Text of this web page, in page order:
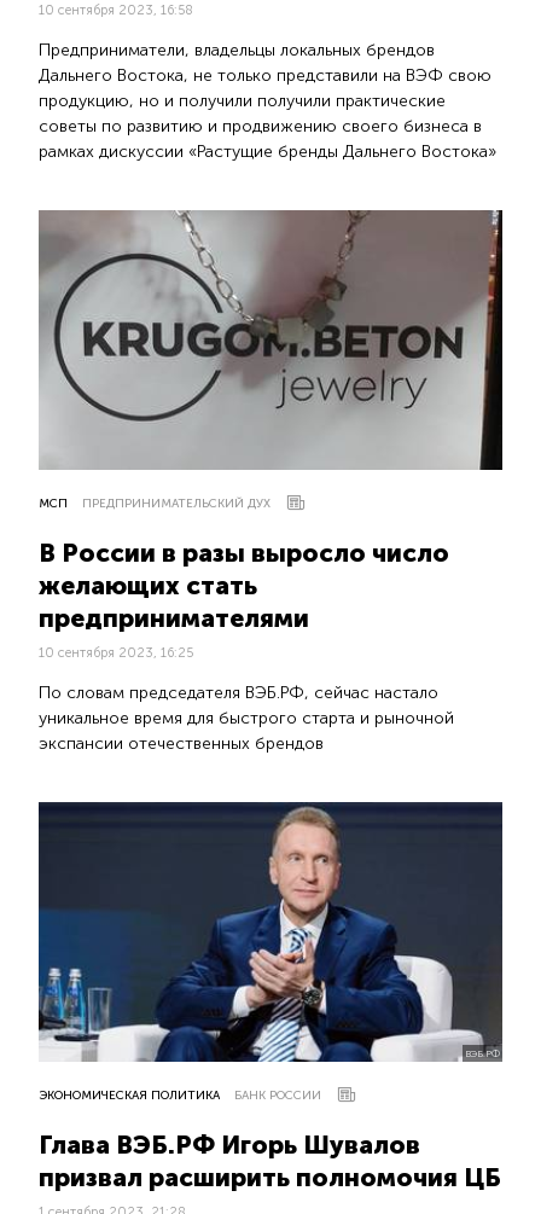
10 сентября 2023, 16:58
Предприниматели, владельцы локальных брендов
Дальнего Востока, не только представили на ВЭФ свою
продукцию, но и получили получили практические
советы по развитию и продвижению своего бизнеса в
рамках дискуссии «Растущие бренды Дальнего Востока»
МСП ПРЕДПРИНИМАТЕЛЬСКИЙ ДУХ
В России в разы выросло число
желающих стать
предпринимателями
10 сентября 2023, 16:25
По словам председателя ВЭБ.РФ, сейчас настало
уникальное время для быстрого старта и рыночной
экспансии отечественных брендов
ВЭБ.РФ
ЭКОНОМИЧЕСКАЯ ПОЛИТИКА БАНК РОССИИ
Глава ВЭБ.РФ Игорь Шувалов
призвал расширить полномочия ЦБ